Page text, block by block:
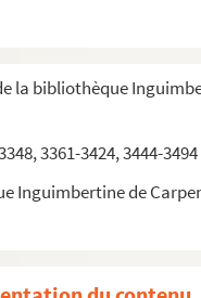
la bibliothèque
3361-3424, 3444-3494
Inguimbertine de
Marie à Pierre d’Aquin,
par noble Jean
vendus par Jehan
d’Avignon